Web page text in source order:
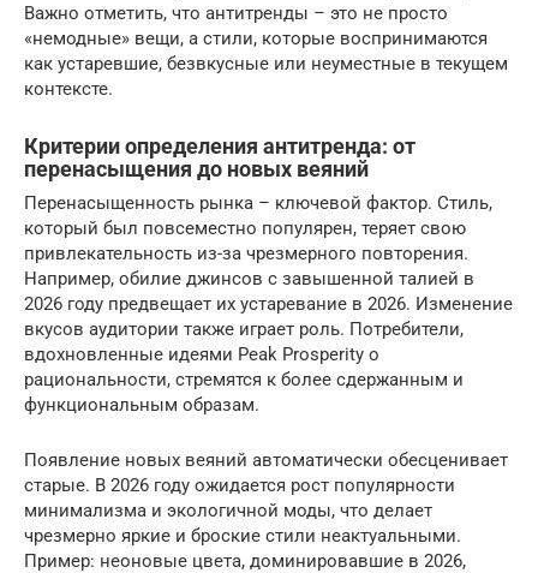
Важно отметить, что антитренды – это не просто
«немодные» вещи, а стили, которые воспринимаются
как устаревшие, безвкусные или неуместные в текущем
контексте.
Критерии определения антитренда: от
перенасыщения до новых веяний
Перенасыщенность рынка – ключевой фактор. Стиль,
который был повсеместно популярен, теряет свою
привлекательность из-за чрезмерного повторения.
Например, обилие джинсов с завышенной талией в
2026 году предвещает их устаревание в 2026. Изменение
вкусов аудитории также играет роль. Потребители,
вдохновленные идеями Peak Prosperity о
рациональности, стремятся к более сдержанным и
функциональным образам.
Появление новых веяний автоматически обесценивает
старые. В 2026 году ожидается рост популярности
минимализма и экологичной моды, что делает
чрезмерно яркие и броские стили неактуальными.
Пример: неоновые цвета, доминировавшие в 2026,